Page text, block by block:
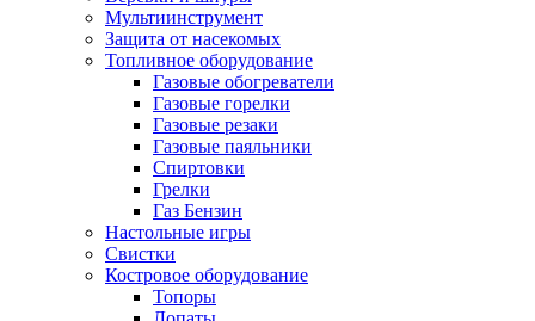
Мультиинструмент
Защита от насекомых
Топливное оборудование
Газовые обогреватели
Газовые горелки
Газовые резаки
Газовые паяльники
Спиртовки
Грелки
Газ Бензин
Настольные игры
Свистки
Костровое оборудование
Топоры